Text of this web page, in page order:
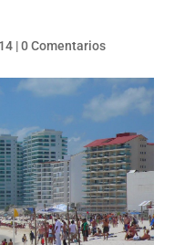
|0 Comentarios